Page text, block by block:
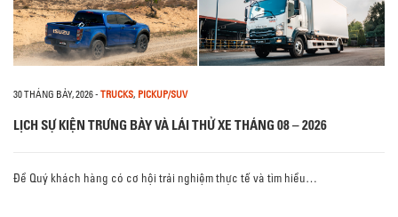
30 THÁNG BẢY, 2026- TRUCKS, PICKUP/SUV
LỊCH SỰ KIỆN TRƯNG BÀY VÀ LÁI THỬ XE THÁNG 08 – 2026
Để Quý khách hàng có cơ hội trải nghiệm thực tế và tìm hiểu…